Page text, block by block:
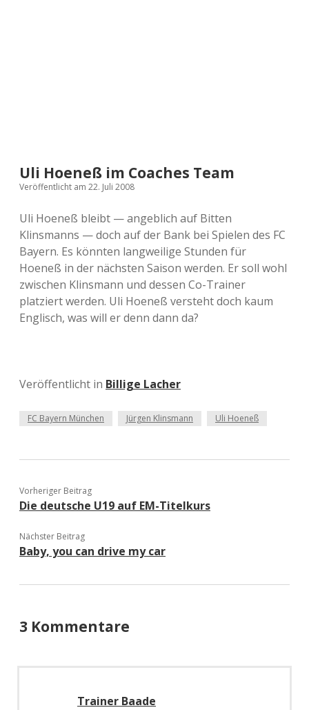
Uli Hoeneß im Coaches Team
Veröffentlicht am 22. Juli 2008
Uli Hoeneß bleibt — angeblich auf Bitten
Klinsmanns — doch auf der Bank bei Spielen des FC
Bayern. Es könnten langweilige Stunden für
Hoeneß in der nächsten Saison werden. Er soll wohl
zwischen Klinsmann und dessen Co-Trainer
platziert werden. Uli Hoeneß versteht doch kaum
Englisch, was will er denn dann da?
Veröffentlicht in Billige Lacher
FC Bayern München Jürgen Klinsmann Uli Hoeneß
Vorheriger Beitrag
Die deutsche U19 auf EM-Titelkurs
Nächster Beitrag
Baby, you can drive my car
3 Kommentare
Trainer Baade